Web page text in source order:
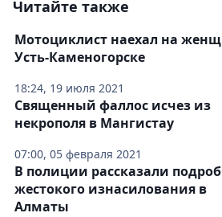
Читайте также
18:24, 19 июля 2021
Мотоциклист наехал на
Усть-Каменогорске
07:00, 05 февраля 2021
Священный фаллос исчез из
некрополя в Мангистау
В полиции рассказали
жестокого изнасилования в
Алматы